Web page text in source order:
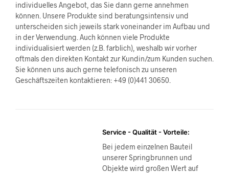
individuelles Angebot, das Sie dann gerne annehmen
können. Unsere Produkte sind beratungsintensiv und
unterscheiden sich jeweils stark voneinander im Aufbau und
in der Verwendung. Auch können viele Produkte
individualisiert werden (z.B. farblich), weshalb wir vorher
oftmals den direkten Kontakt zur Kundin/zum Kunden suchen.
Sie können uns auch gerne telefonisch zu unseren
Geschäftszeiten kontaktieren: +49 (0)441 30650.
Service - Qualität - Vorteile:
Bei jedem einzelnen Bauteil
unserer Springbrunnen und
Objekte wird großen Wert auf